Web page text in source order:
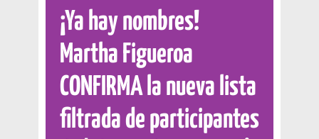
¡Ya hay nombres!
Martha Figueroa
CONFIRMA la nueva lista
filtrada de participantes